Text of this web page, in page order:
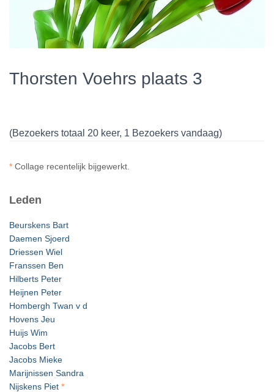
Thorsten Voehrs plaats 3
(Bezoekers totaal 20 keer, 1 Bezoekers vandaag)
* Collage recentelijk bijgewerkt.
Leden
Beurskens Bart
Daemen Sjoerd
Driessen Wiel
Franssen Ben
Hilberts Peter
Heijnen Peter
Hombergh Twan v d
Hovens Jeu
Huijs Wim
Jacobs Bert
Jacobs Mieke
Marijnissen Sandra
Nijskens Piet *